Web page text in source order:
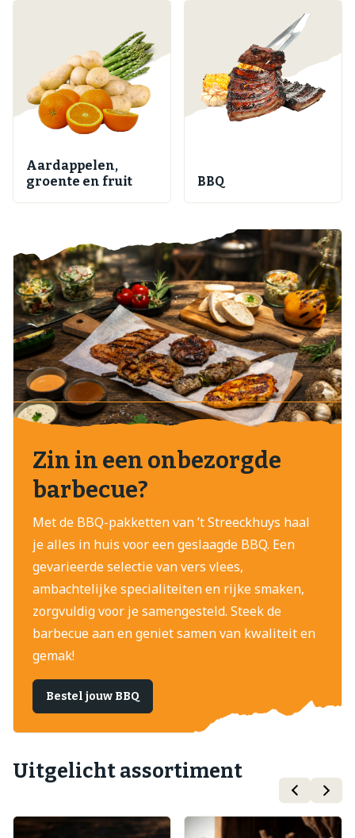
Aardappelen,
groente en fruit
BBQ
Zin in een onbezorgde
barbecue?
Met de BBQ-pakketten van ’t Streeckhuys haal
je alles in huis voor een geslaagde BBQ. Een
gevarieerde selectie van vers vlees,
ambachtelijke specialiteiten en rijke smaken,
zorgvuldig voor je samengesteld. Steek de
barbecue aan en geniet samen van kwaliteit en
gemak!
Bestel jouw BBQ
Uitgelicht assortiment